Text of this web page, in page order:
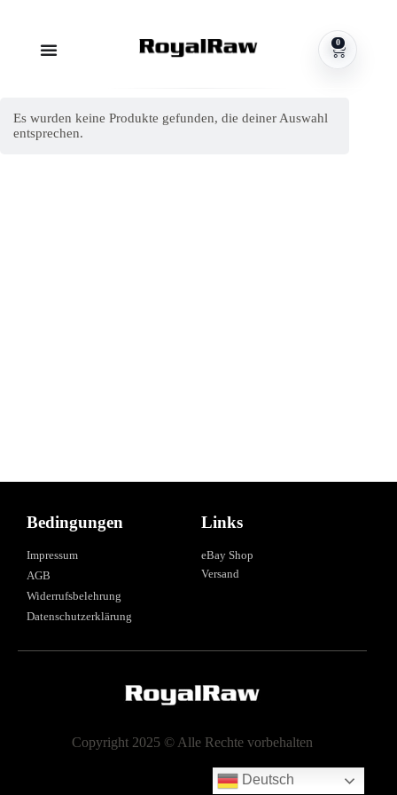
0
Es wurden keine Produkte gefunden, die deiner Auswahl
entsprechen.
Bedingungen
Impressum
AGB
Widerrufsbelehrung
Datenschutzerklärung
Links
eBay Shop
Versand
Copyright 2025 © Alle Rechte vorbehalten
Deutsch